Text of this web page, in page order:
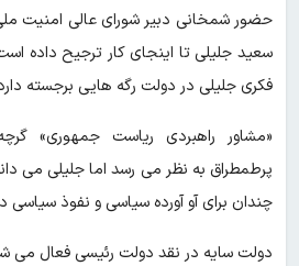
حضور شمخانی دبیر شورای عالی امنیت
سعید جلیلی تا اینجای کار ترجیح داده
فکری جلیلی در دولت رگه هایی برجسته
«مشاور راهبردی ریاست جمهوری»
پرطمطراق به نظر می رسد اما جلیلی می
چندان برای آو آورده سیاسی و نفوذ سیاسی
دولت سایه در نقد دولت رئیسی فعال می